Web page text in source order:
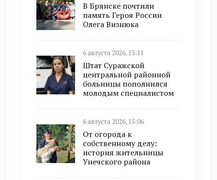
В Брянске почтили
память Героя России
Олега Визнюка
6 августа 2026, 15:11
Штат Суражской
центральной районной
больницы пополнился
молодым специалистом
6 августа 2026, 15:06
От огорода к
собственному делу:
история жительницы
Унечского района